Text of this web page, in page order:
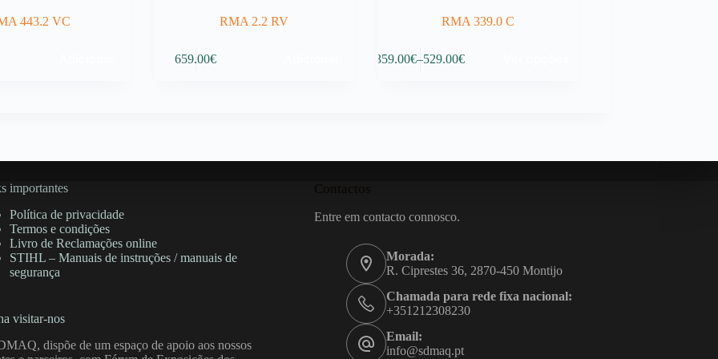
443.2 VC RMA 2.2 RV
659.00€
RMA 339.0 C
359.00€–529.00€
Price
product
be
on
product
importantes
Política de privacidade
Termos e condições
Livro de Reclamações online
STIHL – Manuais de instruções / manuais de
segurança
visitar-nos
dispõe de um espaço de apoio aos nossos
Contactos
Entre em contacto connosco.
Morada:
R. Ciprestes 36, 2870-450 Montijo
Chamada para rede fixa nacional:
+351212308230
Email:
info@sdmaq.pt